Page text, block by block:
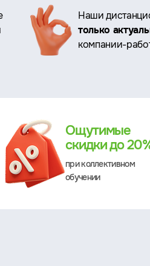
Наши
только
компании-
Ощутимые
скидки до
при коллективном
обучении